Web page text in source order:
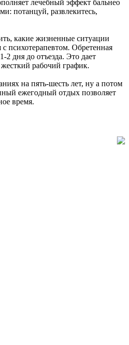
лечебный эффект бальнео
потанцуй, развлекитесь,
какие жизненные ситуации
психотерапевтом. Обретенная
дня до отъезда. Это дает
рабочий график.
на пять-шесть лет, ну а потом
ежегодный отдых позволяет
время.